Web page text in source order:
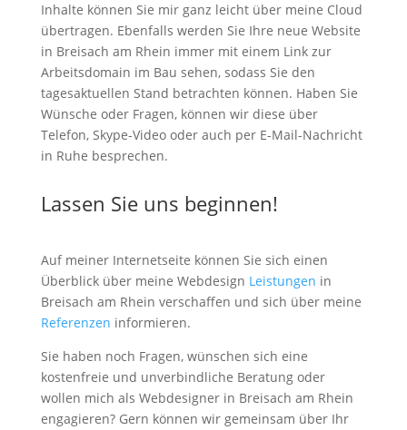
Inhalte können Sie mir ganz leicht über meine Cloud
übertragen. Ebenfalls werden Sie Ihre neue Website
in Breisach am Rhein immer mit einem Link zur
Arbeitsdomain im Bau sehen, sodass Sie den
tagesaktuellen Stand betrachten können. Haben Sie
Wünsche oder Fragen, können wir diese über
Telefon, Skype-Video oder auch per E-Mail-Nachricht
in Ruhe besprechen.
Lassen Sie uns beginnen!
Auf meiner Internetseite können Sie sich einen
Überblick über meine Webdesign Leistungen in
Breisach am Rhein verschaffen und sich über meine
Referenzen informieren.
Sie haben noch Fragen, wünschen sich eine
kostenfreie und unverbindliche Beratung oder
wollen mich als Webdesigner in Breisach am Rhein
engagieren? Gern können wir gemeinsam über Ihr